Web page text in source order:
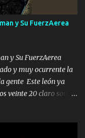
NOS HACE
SIEMPRE FUE UN
SIEMPRE
Es el DOS de
y Su FuerzAerea
y Su FuerzAerea
y muy ocurrente la
gente Este león ya
veinte 20 claro son